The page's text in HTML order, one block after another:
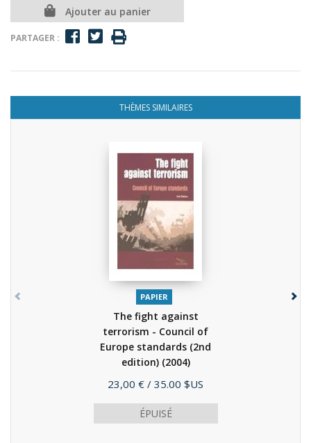
Ajouter au panier
PARTAGER :
THÈMES SIMILAIRES
PAPIER
The fight against
terrorism - Council of
Europe standards (2nd
edition) (2004)
Prix
23,00 € / 35.00 $US
ÉPUISÉ